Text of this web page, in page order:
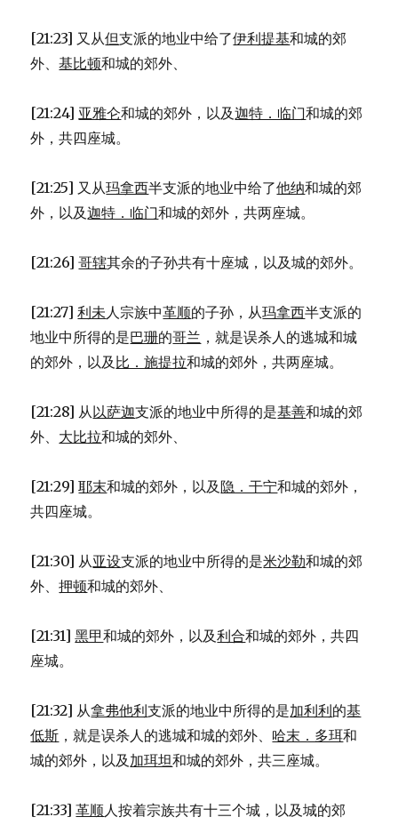
[21:23] 又从但支派的地业中给了伊利提基和城的郊
外、基比顿和城的郊外、
[21:24] 亚雅仑和城的郊外，以及迦特．临门和城的郊
外，共四座城。
[21:25] 又从玛拿西半支派的地业中给了他纳和城的郊
外，以及迦特．临门和城的郊外，共两座城。
[21:26]哥辖其余的子孙共有十座城，以及城的郊外。
[21:27]利未人宗族中革顺的子孙，从玛拿西半支派的
地业中所得的是巴珊的哥兰 ，就是误杀人的逃城和城
的郊外，以及 比．施提拉和城的郊外，共两座城。
[21:28] 从以萨迦支派的地业中所得的是基善和城的郊
外、 大比拉和城的郊外、
[21:29]耶末和城的郊外，以及 隐．干宁和城的郊外，
共四座城。
[21:30] 从亚设支派的地业中所得的是米沙勒和城的郊
外、押顿和城的郊外、
[21:31]黑甲和城的郊外，以及利合和城的郊外，共四
座城。
[21:32] 从拿弗他利支派的地业中所得的是加利利的基
低斯 ，就是误杀人的逃城和城的郊外、 哈末．多珥和
城的郊外，以及 加珥坦和城的郊外，共三座城。
[21:33]革顺人按着宗族共有十三个城，以及城的郊